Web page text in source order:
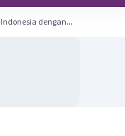
dengan...